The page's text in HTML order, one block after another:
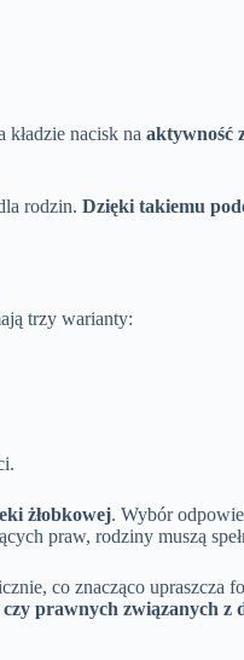
nacisk na aktywność
rodzin. Dzięki takiemu
trzy warianty:
żłobkowej. Wybór
praw, rodziny muszą
co znacząco upraszcza
prawnych związanych z